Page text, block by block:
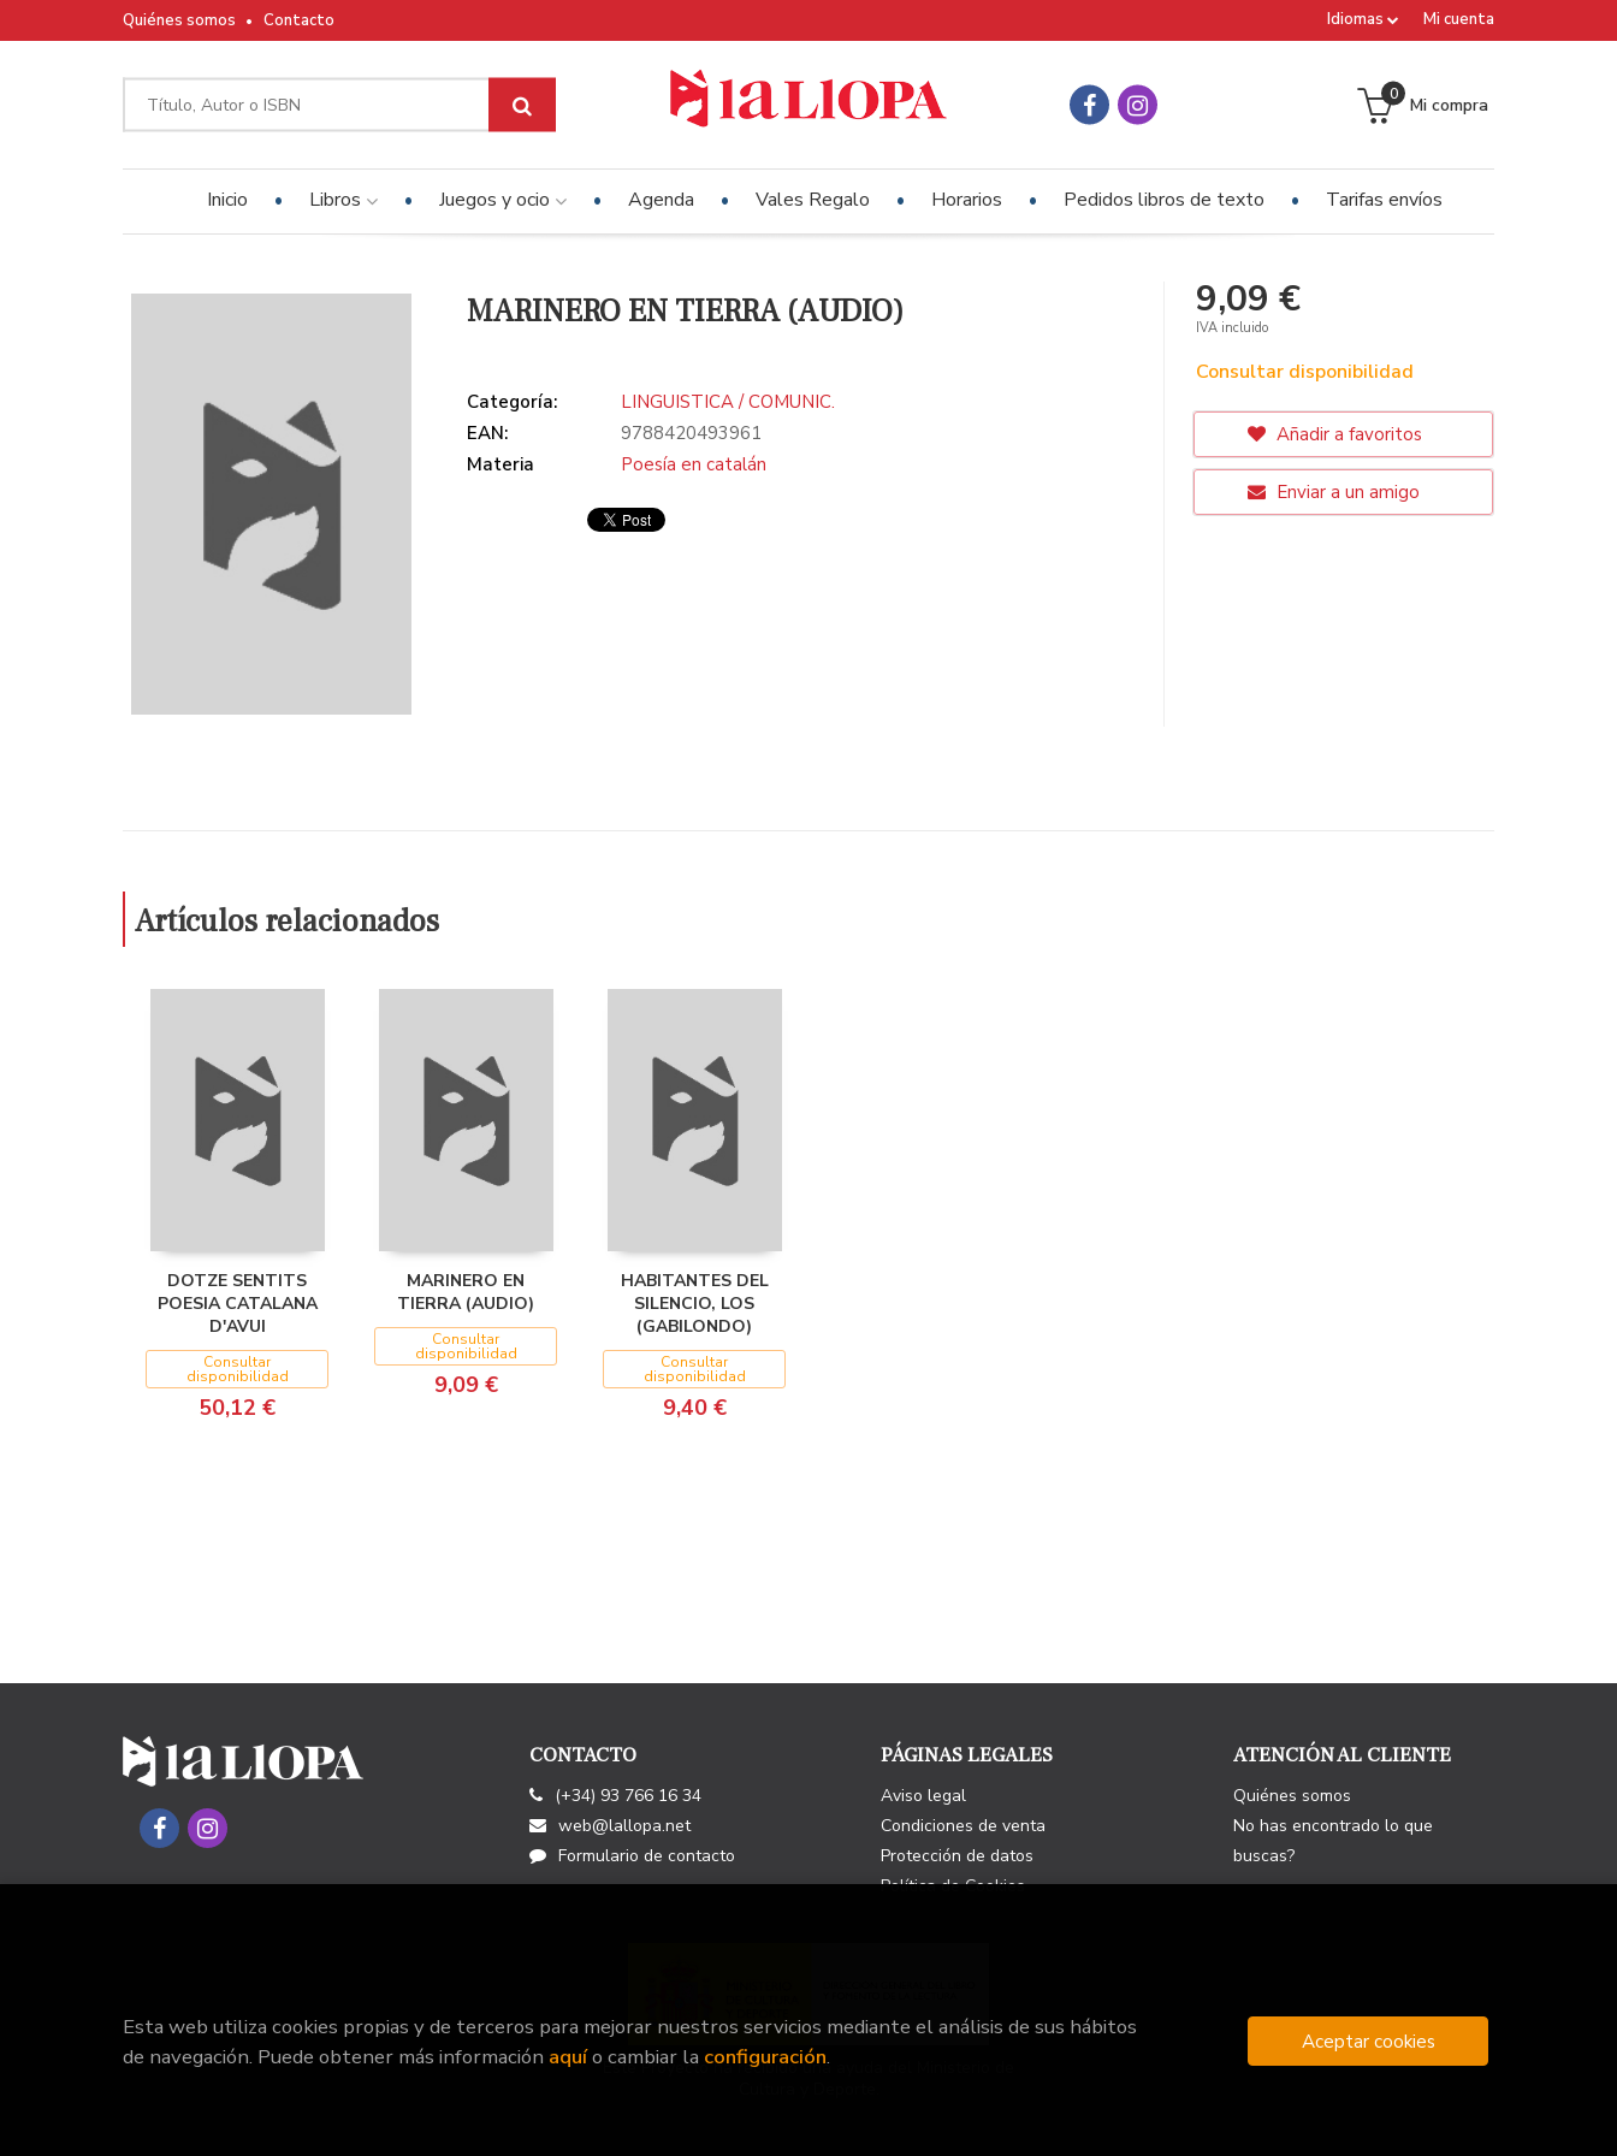
Mi cuenta
Idiomas
Quiénes somos Contacto
Mi compra
0
Inicio Libros Juegos y ocio Agenda Vales Regalo Horarios Pedidos libros de texto Tarifas envíos
MARINERO EN TIERRA (AUDIO)
Categoría:
LINGUISTICA / COMUNIC.
EAN:
9788420493961
Materia
Poesía en catalán
9,09 €
IVA incluido
Consultar disponibilidad
Añadir a favoritos
Enviar a un amigo
Artículos relacionados
DOTZE SENTITS
POESIA CATALANA
D'AVUI
Consultar
disponibilidad
50,12 €
MARINERO EN
TIERRA (AUDIO)
Consultar
disponibilidad
9,09 €
HABITANTES DEL
SILENCIO, LOS
(GABILONDO)
Consultar
disponibilidad
9,40 €
CONTACTO
(+34) 93 766 16 34
web@lallopa.net
Formulario de contacto
PÁGINAS LEGALES
Aviso legal
Condiciones de venta
Protección de datos
Política de Cookies
ATENCIÓN AL CLIENTE
Quiénes somos
No has encontrado lo que
buscas?
Este Proyecto ha recibido una ayuda del Ministerio de
Esta web utiliza cookies propias y de terceros para mejorar nuestros servicios mediante el análisis de sus hábitos
de navegación. Puede obtener más información aquío cambiar la configuración.
Aceptar cookies